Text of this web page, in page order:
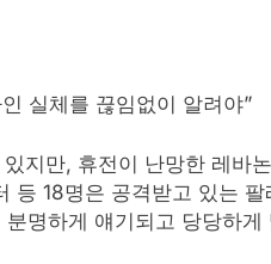
실체를 끊임없이 알려야”
지만, 휴전이 난망한 레바
등 18명은 공격받고 있는
명하게 얘기되고 당당하